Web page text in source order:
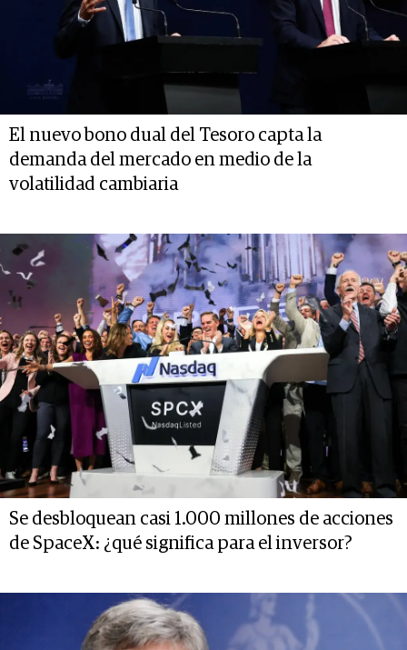
El nuevo bono dual del Tesoro capta la
demanda del mercado en medio de la
volatilidad cambiaria
Se desbloquean casi 1.000 millones de acciones
de SpaceX: ¿qué significa para el inversor?